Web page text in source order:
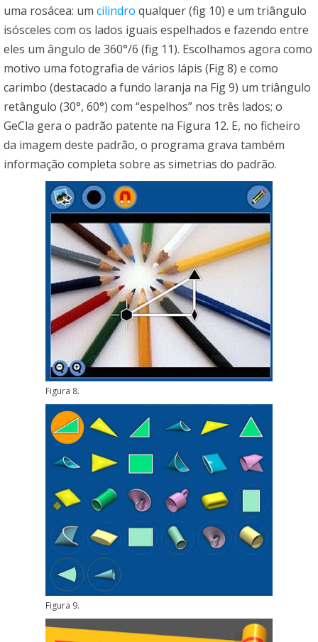
uma rosácea: um cilindro qualquer (fig 10) e um triângulo
isósceles com os lados iguais espelhados e fazendo entre
eles um ângulo de 360°/6 (fig 11). Escolhamos agora como
motivo uma fotografia de vários lápis (Fig 8) e como
carimbo (destacado a fundo laranja na Fig 9) um triângulo
retângulo (30°, 60°) com “espelhos” nos três lados; o
GeCla gera o padrão patente na Figura 12. E, no ficheiro
da imagem deste padrão, o programa grava também
informação completa sobre as simetrias do padrão.
Figura 8.
Figura 9.